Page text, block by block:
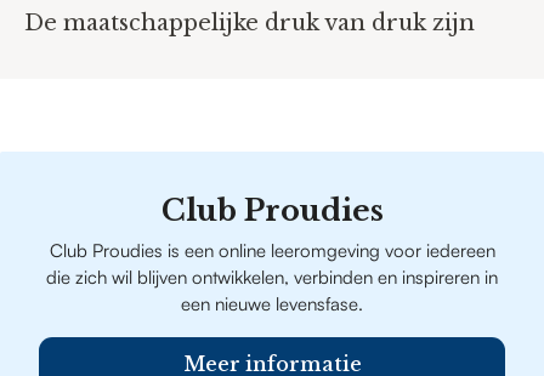
De maatschappelijke druk van druk zijn
Club Proudies
Club Proudies is een online leeromgeving voor iedereen
die zich wil blijven ontwikkelen, verbinden en inspireren in
een nieuwe levensfase.
Meer informatie